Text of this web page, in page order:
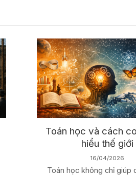
Toán học và cách
hiểu thế giới
16/04/2026
Toán học không chỉ giúp